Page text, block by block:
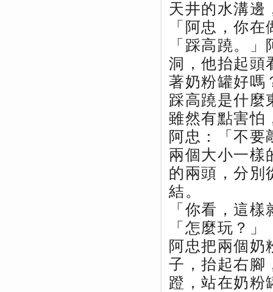
天井的水溝邊
「阿忠，你
「踩高蹺。
洞，他抬起頭
著奶粉罐好嗎
踩高蹺是什麼
雖然有點害怕
阿忠：「不要
兩個大小一樣
的兩頭，分別
結。
「你看，這
「怎麼玩？」
阿忠把兩個奶
子，抬起右腳
蹬，站在奶粉